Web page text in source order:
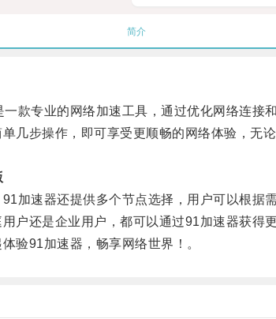
简介
专业的网络加速工具，通过优化网络连接和
步操作，即可享受更顺畅的网络体验，无论
速器还提供多个节点选择，用户可以根据需
还是企业用户，都可以通过91加速器获得更
91加速器，畅享网络世界！。